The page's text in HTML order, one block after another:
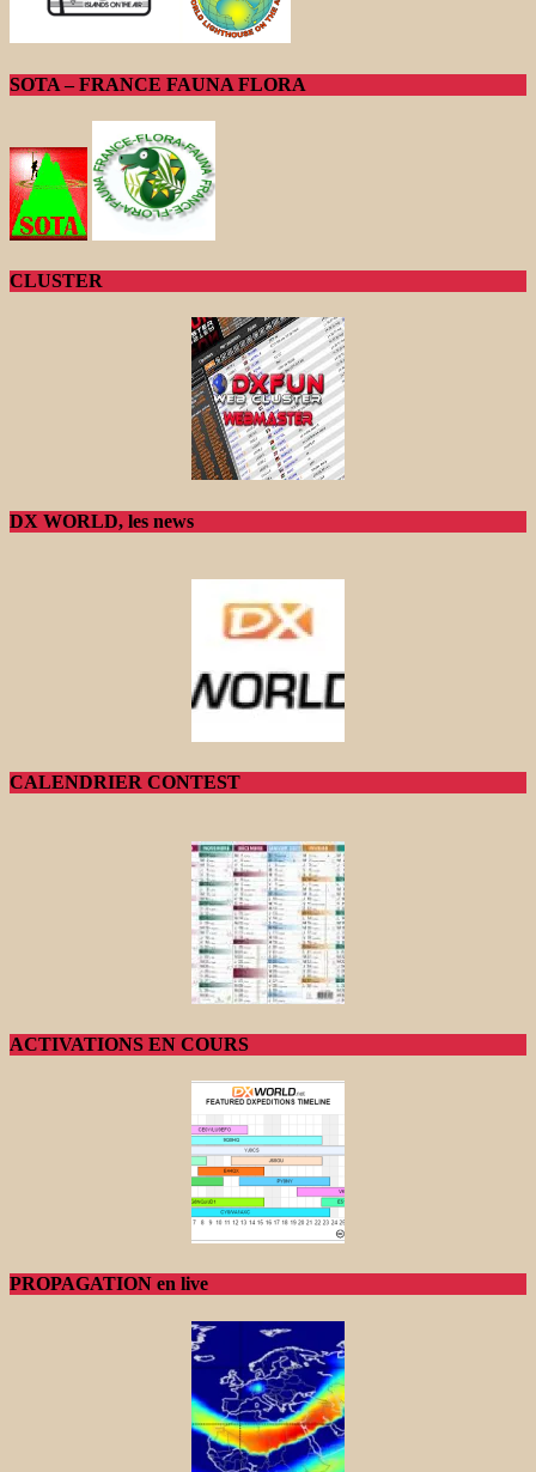
SOTA – FRANCE FAUNA FLORA
CLUSTER
DX WORLD, les news
CALENDRIER CONTEST
ACTIVATIONS EN COURS
PROPAGATION en live